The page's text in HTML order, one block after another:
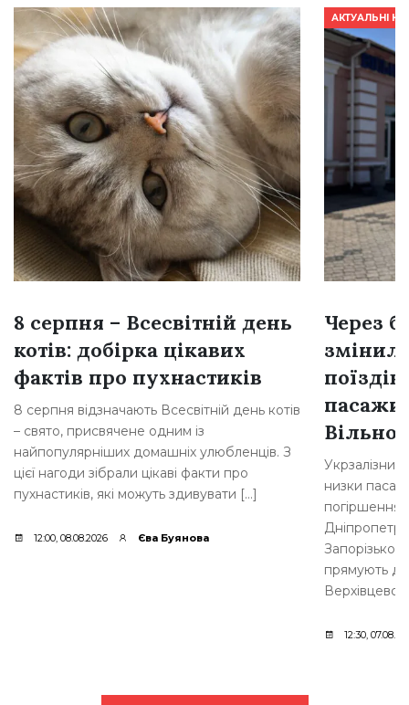
8 серпня – Всесвітній день
котів: добірка цікавих
фактів про пухнастиків
8 серпня відзначають Всесвітній день котів
– свято, присвячене одним із
найпопулярніших домашніх улюбленців. З
цієї нагоди зібрали цікаві факти про
пухнастиків, які можуть здивувати […]
12:00, 08.08.2026 Єва Буянова
АКТУАЛЬНІ
Через
низки
погіршення
прямують до
12:30,